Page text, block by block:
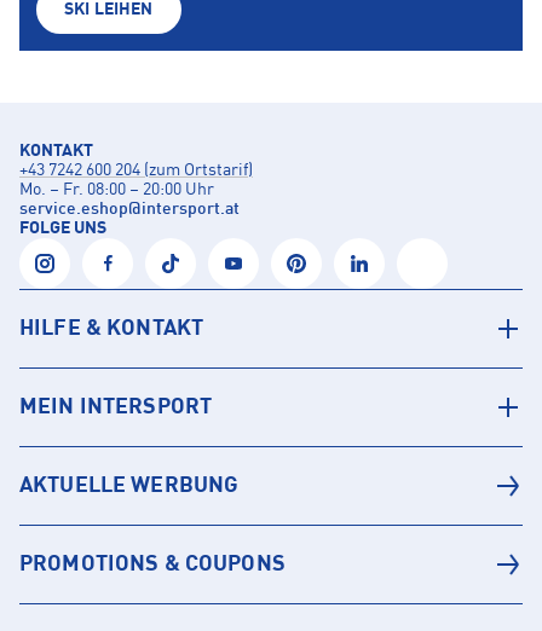
SKI LEIHEN
KONTAKT
+43 7242 600 204 (zum Ortstarif)
Mo. – Fr. 08:00 – 20:00 Uhr
service.eshop@intersport.at
FOLGE UNS
HILFE & KONTAKT
MEIN INTERSPORT
AKTUELLE WERBUNG
PROMOTIONS & COUPONS